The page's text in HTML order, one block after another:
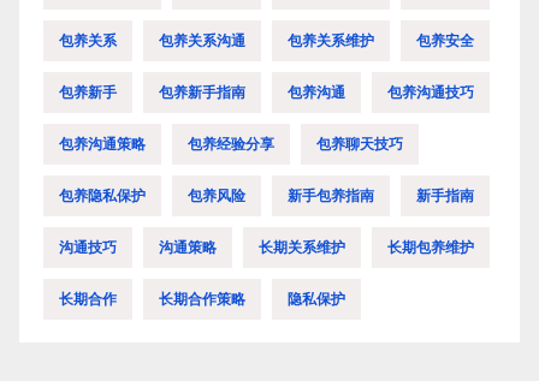
包养关系 包养关系沟通 包养关系维护 包养安全
包养新手 包养新手指南 包养沟通 包养沟通技巧
包养沟通策略 包养经验分享 包养聊天技巧
包养隐私保护 包养风险 新手包养指南 新手指南
沟通技巧 沟通策略 长期关系维护 长期包养维护
长期合作 长期合作策略 隐私保护